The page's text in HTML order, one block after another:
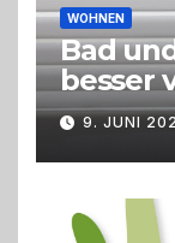
WOHNEN
Bad
besser
9. JUNI